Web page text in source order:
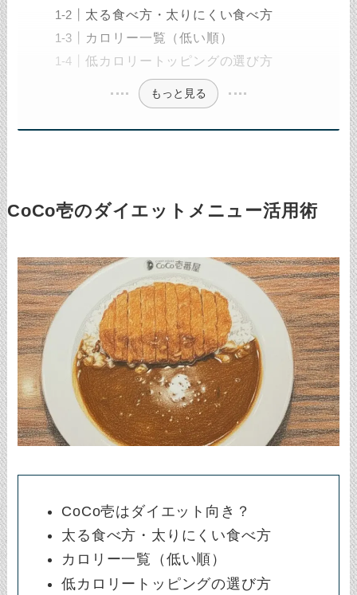
太る食べ方・太りにくい食べ方
カロリー一覧（低い順）
低カロリートッピングの選び方
もっと見る
CoCo壱のダイエットメニュー活用術
CoCo壱はダイエット向き？
太る食べ方・太りにくい食べ方
カロリー一覧（低い順）
低カロリートッピングの選び方